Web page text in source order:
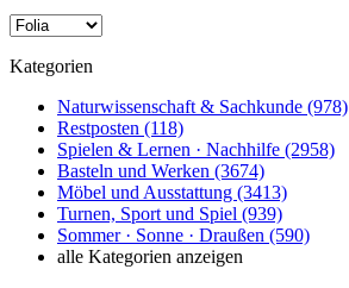
Kategorien
Naturwissenschaft & Sachkunde (978)
Restposten (118)
Spielen & Lernen · Nachhilfe (2958)
Basteln und Werken (3674)
Möbel und Ausstattung (3413)
Turnen, Sport und Spiel (939)
Sommer · Sonne · Draußen (590)
alle Kategorien anzeigen